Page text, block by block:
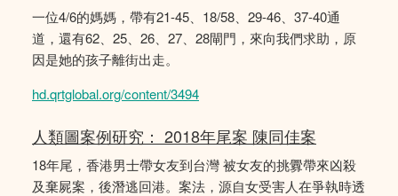
一位4/6的媽媽，帶有21-45、18/58、29-46、37-40通
道，還有62、25、26、27、28閘門，來向我們求助，原
因是她的孩子離街出走。
hd.qrtglobal.org/content/3494
人類圖案例研究： 2018年尾案 陳同佳案
18年尾，香港男士帶女友到台灣 被女友的挑釁帶來凶殺
及棄屍案，後潛逃回港。案法，源自女受害人在爭執時透